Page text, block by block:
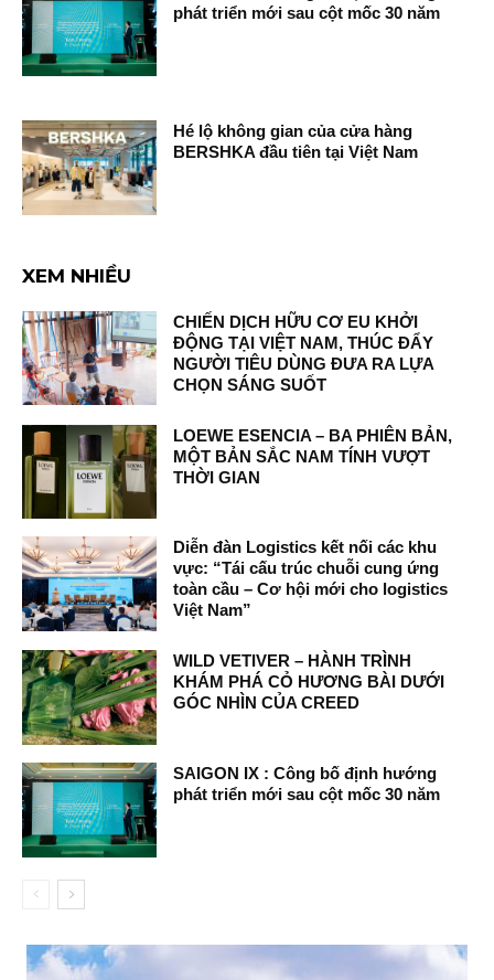
phát triển mới sau cột mốc 30 năm
Hé lộ không gian của cửa hàng
BERSHKA đầu tiên tại Việt Nam
XEM NHIỀU
CHIẾN DỊCH HỮU CƠ EU KHỞI
ĐỘNG TẠI VIỆT NAM, THÚC ĐẨY
NGƯỜI TIÊU DÙNG ĐƯA RA LỰA
CHỌN SÁNG SUỐT
LOEWE ESENCIA – BA PHIÊN BẢN,
MỘT BẢN SẮC NAM TÍNH VƯỢT
THỜI GIAN
Diễn đàn Logistics kết nối các khu
vực: “Tái cấu trúc chuỗi cung ứng
toàn cầu – Cơ hội mới cho logistics
Việt Nam”
WILD VETIVER – HÀNH TRÌNH
KHÁM PHÁ CỎ HƯƠNG BÀI DƯỚI
GÓC NHÌN CỦA CREED
SAIGON IX : Công bố định hướng
phát triển mới sau cột mốc 30 năm